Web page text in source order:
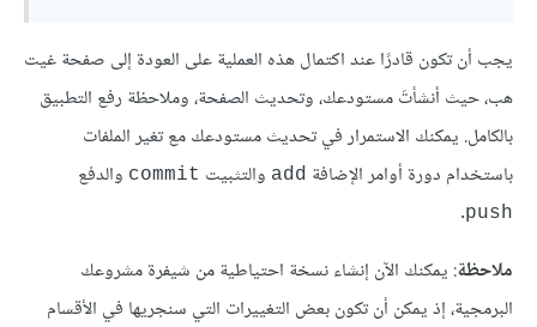
يجب أن تكون قادرًا عند اكتمال هذه العملية على العودة إلى صفحة غيت
هب، حيث أنشأتَ مستودعك، وتحديث الصفحة، وملاحظة رفع التطبيق
بالكامل. يمكنك الاستمرار في تحديث مستودعك مع تغير الملفات
باستخدام دورة أوامر الإضافة add والتثبيت commit والدفع
push
.
ملاحظة: يمكنك الآن إنشاء نسخة احتياطية من شيفرة مشروعك
البرمجية، إذ يمكن أن تكون بعض التغييرات التي سنجريها في الأقسام